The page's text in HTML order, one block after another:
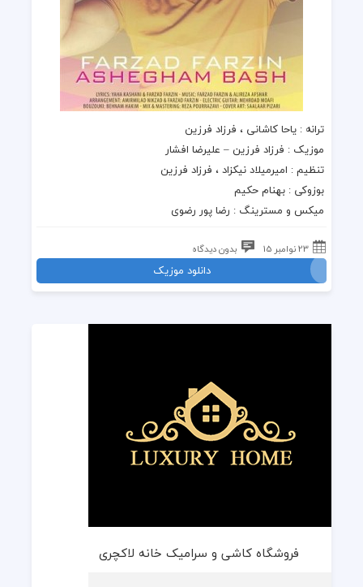
ترانه : یاحا کاشانی ، فرزاد فرزین
موزیک : فرزاد فرزین – علیرضا افشار
تنظیم : امیرمیلاد نیکزاد ، فرزاد فرزین
بوزوکی : بهنام حکیم
میکس و مسترینگ : رضا پور رضوی
23 نوامبر 15 بدون دیدگاه
دانلود موزیک
فروشگاه کاشی و سرامیک خانه لاکچری